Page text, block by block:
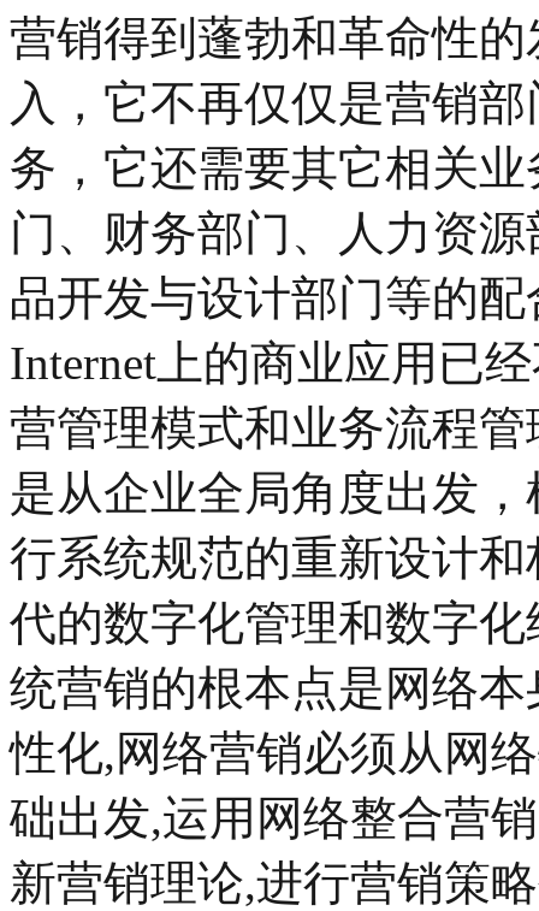
营销得到蓬勃和革命性
入，它不再仅仅是营销
务，它还需要其它相关
门、财务部门、人力资
品开发与设计部门等的
Internet上的商业应用已
营管理模式和业务流程
是从企业全局角度出发
行系统规范的重新设计
代的数字化管理和数字
统营销的根本点是网络
性化,网络营销必须从网
础出发,运用网络整合营
新营销理论,进行营销策